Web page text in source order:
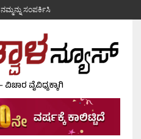
ನಮ್ಮನ್ನು ಸಂಪರ್ಕಿಸಿ